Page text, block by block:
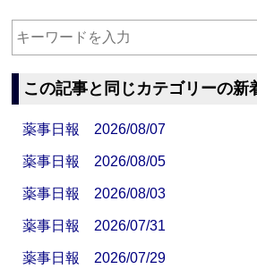
この記事と同じカテゴリーの新
薬事日報 2026/08/07
薬事日報 2026/08/05
薬事日報 2026/08/03
薬事日報 2026/07/31
薬事日報 2026/07/29